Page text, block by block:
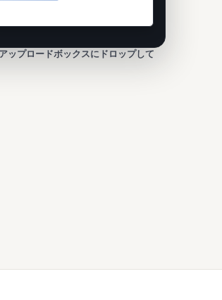
ップロードボックスにドロップして